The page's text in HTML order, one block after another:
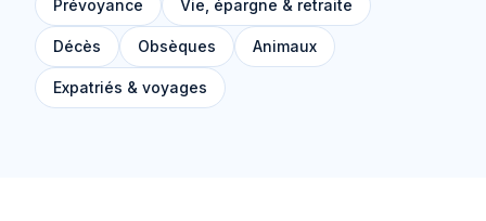
Prévoyance Vie, épargne & retraite
Décès Obsèques Animaux
Expatriés & voyages